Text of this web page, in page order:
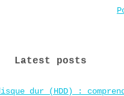
Latest posts
dur (HDD) :